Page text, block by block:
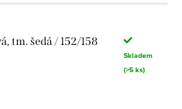
tm. šedá / 152/158
Skladem
(>5 ks)